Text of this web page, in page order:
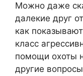
Можно даже
далекие друг
как
класс
помощи охоты
другие